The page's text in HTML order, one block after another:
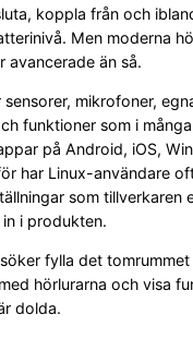
koppla från och
Men moderna
avancerade än så.
sensorer, mikrofoner,
funktioner som i
på Android, iOS,
har Linux-användare
som tillverkaren
i produkten.
fylla det
hörlurarna och visa
dolda.